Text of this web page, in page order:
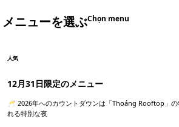
メニューを選ぶChọn menu
人気
12月31日限定のメニュー
🥂 2026年へのカウントダウンは「Thoáng Rooftop」
れる特別な夜